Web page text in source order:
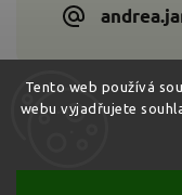
Tento web používá
webu vyjadřujete
Copyright 2026